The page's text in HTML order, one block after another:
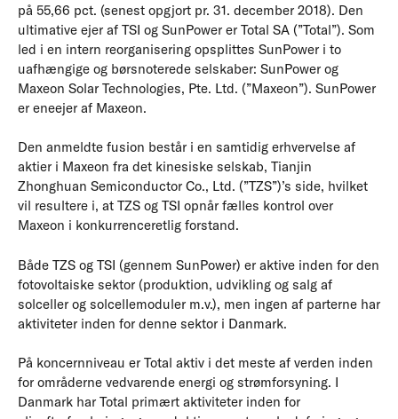
på 55,66 pct. (senest opgjort pr. 31. december 2018). Den
ultimative ejer af TSI og SunPower er Total SA (”Total”). Som
led i en intern reorganisering opsplittes SunPower i to
uafhængige og børsnoterede selskaber: SunPower og
Maxeon Solar Technologies, Pte. Ltd. (”Maxeon”). SunPower
er eneejer af Maxeon.
Den anmeldte fusion består i en samtidig erhvervelse af
aktier i Maxeon fra det kinesiske selskab, Tianjin
Zhonghuan Semiconductor Co., Ltd. (”TZS”)’s side, hvilket
vil resultere i, at TZS og TSI opnår fælles kontrol over
Maxeon i konkurrenceretlig forstand.
Både TZS og TSI (gennem SunPower) er aktive inden for den
fotovoltaiske sektor (produktion, udvikling og salg af
solceller og solcellemoduler m.v.), men ingen af parterne har
aktiviteter inden for denne sektor i Danmark.
På koncernniveau er Total aktiv i det meste af verden inden
for områderne vedvarende energi og strømforsyning. I
Danmark har Total primært aktiviteter inden for